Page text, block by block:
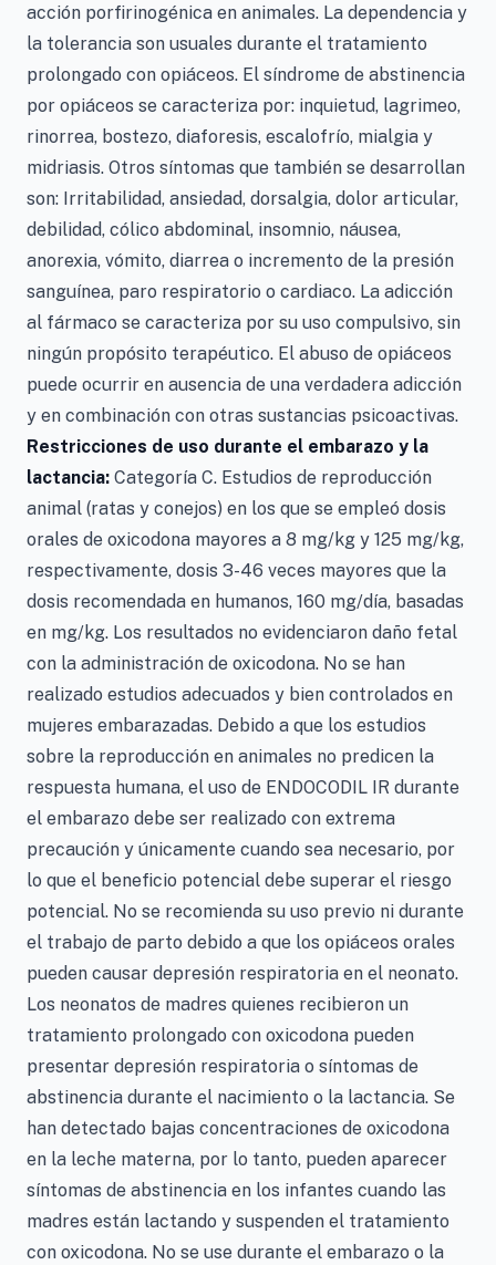
acción porfirinogénica en animales. La dependencia y
la tolerancia son usuales durante el tratamiento
prolongado con opiáceos. El síndrome de abstinencia
por opiáceos se caracteriza por: inquietud, lagrimeo,
rinorrea, bostezo, diaforesis, escalofrío, mialgia y
midriasis. Otros síntomas que también se desarrollan
son: Irritabilidad, ansiedad, dorsalgia, dolor articular,
debilidad, cólico abdominal, insomnio, náusea,
anorexia, vómito, diarrea o incremento de la presión
sanguínea, paro respiratorio o cardiaco. La adicción
al fármaco se caracteriza por su uso compulsivo, sin
ningún propósito terapéutico. El abuso de opiáceos
puede ocurrir en ausencia de una verdadera adicción
y en combinación con otras sustancias psicoactivas.
Restricciones de uso durante el embarazo y la
lactancia: Categoría C. Estudios de reproducción
animal (ratas y conejos) en los que se empleó dosis
orales de oxicodona mayores a 8 mg/kg y 125 mg/kg,
respectivamente, dosis 3-46 veces mayores que la
dosis recomendada en humanos, 160 mg/día, basadas
en mg/kg. Los resultados no evidenciaron daño fetal
con la administración de oxicodona. No se han
realizado estudios adecuados y bien controlados en
mujeres embarazadas. Debido a que los estudios
sobre la reproducción en animales no predicen la
respuesta humana, el uso de ENDOCODIL IR durante
el embarazo debe ser realizado con extrema
precaución y únicamente cuando sea necesario, por
lo que el beneficio potencial debe superar el riesgo
potencial. No se recomienda su uso previo ni durante
el trabajo de parto debido a que los opiáceos orales
pueden causar depresión respiratoria en el neonato.
Los neonatos de madres quienes recibieron un
tratamiento prolongado con oxicodona pueden
presentar depresión respiratoria o síntomas de
abstinencia durante el nacimiento o la lactancia. Se
han detectado bajas concentraciones de oxicodona
en la leche materna, por lo tanto, pueden aparecer
síntomas de abstinencia en los infantes cuando las
madres están lactando y suspenden el tratamiento
con oxicodona. No se use durante el embarazo o la